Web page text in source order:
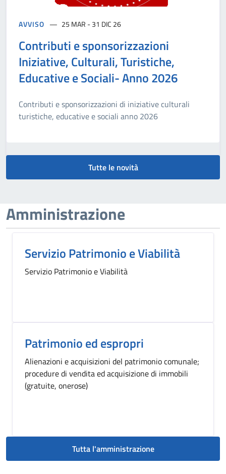
AVVISO 25 MAR - 31 DIC 26
Contributi e sponsorizzazioni
Iniziative, Culturali, Turistiche,
Educative e Sociali- Anno 2026
Contributi e sponsorizzazioni di iniziative culturali
turistiche, educative e sociali anno 2026
Tutte le novità
Amministrazione
Servizio Patrimonio e Viabilità
Servizio Patrimonio e Viabilità
Patrimonio ed espropri
Alienazioni e acquisizioni del patrimonio comunale;
procedure di vendita ed acquisizione di immobili
(gratuite, onerose)
Tutta l'amministrazione